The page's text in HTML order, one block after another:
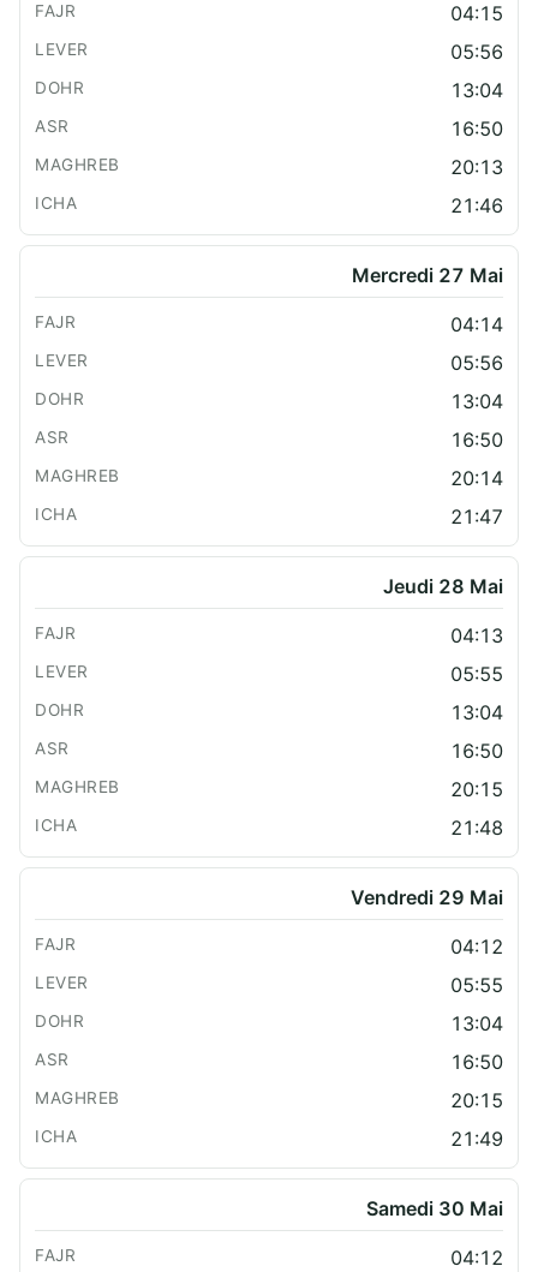
04:15
05:56
13:04
16:50
20:13
21:46
Mercredi 27 Mai
04:14
05:56
13:04
16:50
20:14
21:47
Jeudi 28 Mai
04:13
05:55
13:04
16:50
20:15
21:48
Vendredi 29 Mai
04:12
05:55
13:04
16:50
20:15
21:49
Samedi 30 Mai
04:12